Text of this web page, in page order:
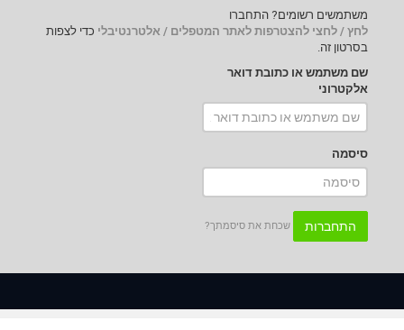
משתמשים רשומים? התחברו
לחץ / לחצי להצטרפות לאתר המטפלים / אלטרנטיבלי כדי לצפות
בסרטון זה.
שם משתמש או כתובת דואר
אלקטרוני
סיסמה
התחברות שכחת את סיסמתך?